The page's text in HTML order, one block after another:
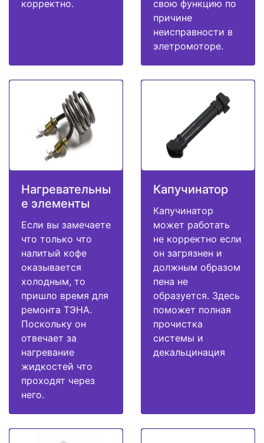
корректно.
свою функцию по
причине
неисправности в
элетромоторе.
Нагревательны
е элементы
Если вы замечаете
что только что
налитый кофе
оказывается
холодным, то
пришло время для
ремонта ТЭНА.
Поскольку он
отвечает за
нагревание
жидкостей что
проходят через
него.
Капучинатор
Капучинатор
может работать
не корректно если
он загрязнен и
должным образом
пена не
образуется. Здесь
поможет полная
прочистка
системы и
декальцинация